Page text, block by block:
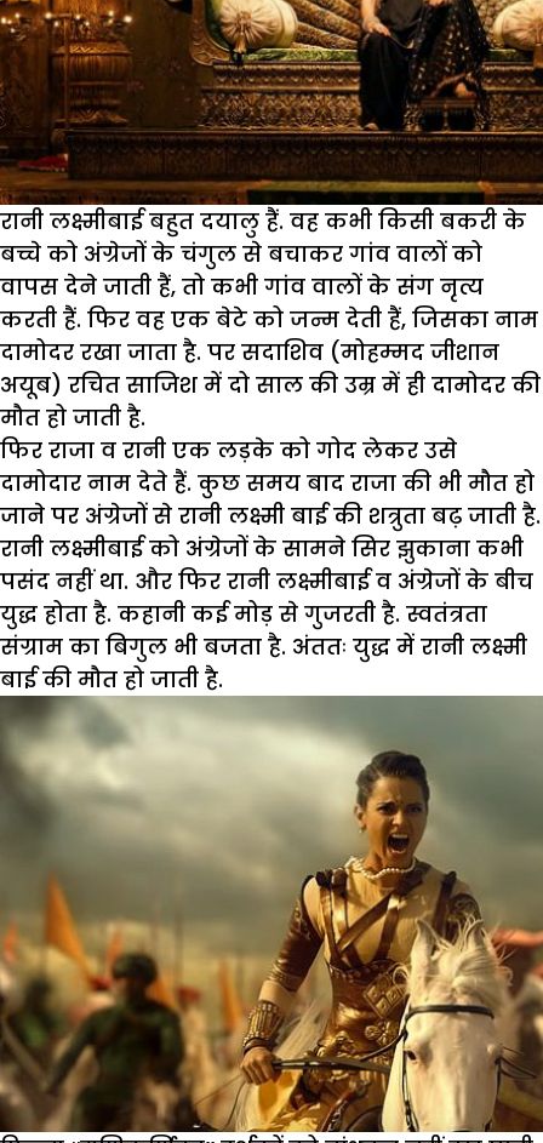
रानी लक्ष्मीबाई बहुत दयालु हैं. वह कभी किसी बकरी के
बच्चे को अंग्रेजों के चंगुल से बचाकर गांव वालों को
वापस देने जाती हैं, तो कभी गांव वालों के संग नृत्य
करती हैं. फिर वह एक बेटे को जन्म देती हैं, जिसका नाम
दामोदर रखा जाता है. पर सदाशिव (मोहम्मद जीशान
अयूब) रचित साजिश में दो साल की उम्र में ही दामोदर की
मौत हो जाती है.
फिर राजा व रानी एक लड़के को गोद लेकर उसे
दामोदार नाम देते हैं. कुछ समय बाद राजा की भी मौत हो
जाने पर अंग्रेजों से रानी लक्ष्मी बाई की शत्रुता बढ़ जाती है.
रानी लक्ष्मीबाई को अंग्रेजों के सामने सिर झुकाना कभी
पसंद नहीं था. और फिर रानी लक्ष्मीबाई व अंग्रेजों के बीच
युद्ध होता है. कहानी कई मोड़ से गुजरती है. स्वतंत्रता
संग्राम का बिगुल भी बजता है. अंततः युद्ध में रानी लक्ष्मी
बाई की मौत हो जाती है.